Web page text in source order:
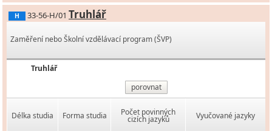
H 33-56-H/01 Truhlář
Zaměření nebo Školní vzdělávací program (ŠVP)
Truhlář
porovnat
Délka studia Forma studia Počet povinných
cizích jazyků Vyučované jazyky